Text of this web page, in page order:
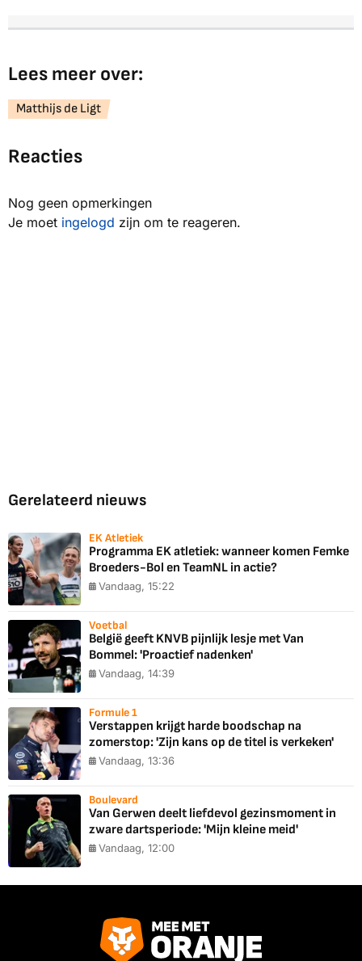
Lees meer over:
Matthijs de Ligt
Reacties
Nog geen opmerkingen
Je moet ingelogd zijn om te reageren.
Gerelateerd nieuws
EK Atletiek
Programma EK atletiek: wanneer komen Femke
Broeders-Bol en TeamNL in actie?
Vandaag, 15:22
Voetbal
België geeft KNVB pijnlijk lesje met Van
Bommel: 'Proactief nadenken'
Vandaag, 14:39
Formule 1
Verstappen krijgt harde boodschap na
zomerstop: 'Zijn kans op de titel is verkeken'
Vandaag, 13:36
Boulevard
Van Gerwen deelt liefdevol gezinsmoment in
zware dartsperiode: 'Mijn kleine meid'
Vandaag, 12:00